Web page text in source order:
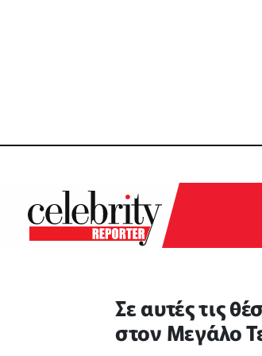
Σε αυτές τις
στον Μεγάλο